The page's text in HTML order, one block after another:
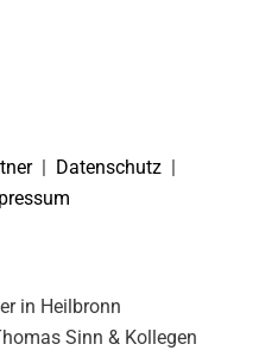
| Datenschutz
in Heilbronn
Sinn & Kollegen